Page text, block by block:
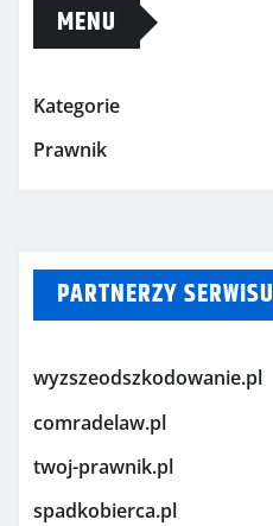
MENU
Kategorie
Prawnik
PARTNERZY SERWISU
wyzszeodszkodowanie.pl
comradelaw.pl
twoj-prawnik.pl
spadkobierca.pl